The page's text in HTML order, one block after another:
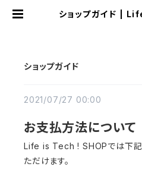
ショップガイド |
ショップガイド
2021/07/27 00:00
お支払方法について
Life is Tech ! SHOPでは下記
ただけます。